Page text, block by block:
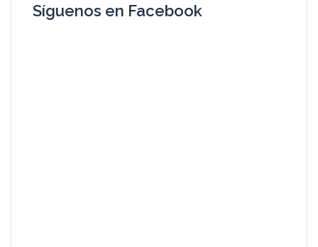
Síguenos en Facebook